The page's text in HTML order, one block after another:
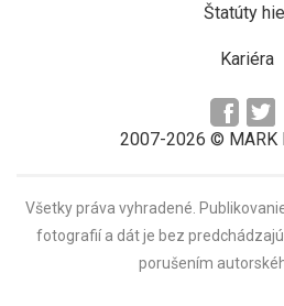
Štatúty
Kariéra
2007-2026 © MARK
Všetky práva vyhradené.
fotografií a dát je bez
porušením